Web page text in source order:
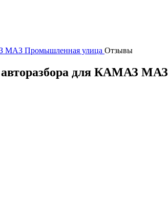
МАЗ Промышленная улица Отзывы
авторазбора для КАМАЗ МАЗ